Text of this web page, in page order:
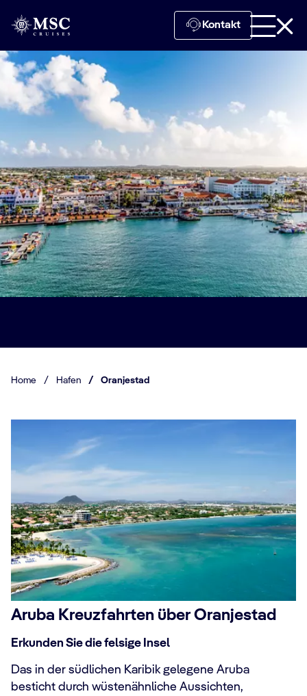
Kontakt
Home / Hafen / Oranjestad
Aruba Kreuzfahrten über Oranjestad
Erkunden Sie die felsige Insel
Das in der südlichen Karibik gelegene Aruba
besticht durch wüstenähnliche Aussichten,